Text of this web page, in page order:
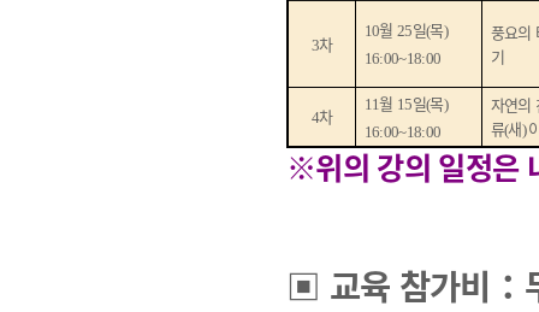
3차
10월25일(목)
16:00~18:00
풍요의
기
4차
11월 15일(목)
16:00~18:00
자연의
류(새)
※위의 강의 일정은
▣ 교육 참가비 ：